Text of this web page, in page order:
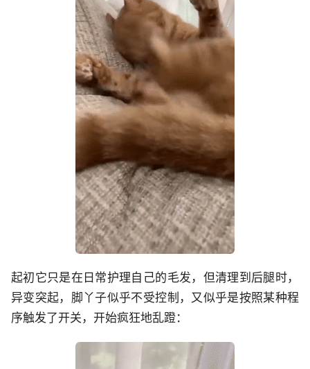
起初它只是在日常护理自己的毛发，但清理到后腿时，
异变突起，脚丫子似乎不受控制，又似乎是按照某种程
序触发了开关，开始疯狂地乱蹬：